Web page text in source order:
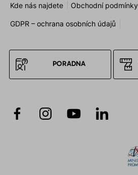
Kde nás najdete Obchodní podmínky
GDPR – ochrana osobních údajů
PORADNA